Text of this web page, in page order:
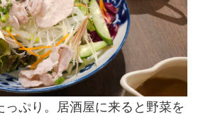
っぷり。居酒屋に来ると野菜を